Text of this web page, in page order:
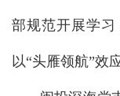
部规范开展学习
以“头雁领航”效